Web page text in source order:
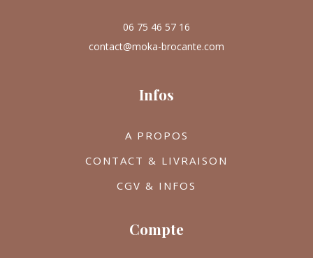
06 75 46 57 16
contact@moka-brocante.com
Infos
A PROPOS
CONTACT & LIVRAISON
CGV & INFOS
Compte